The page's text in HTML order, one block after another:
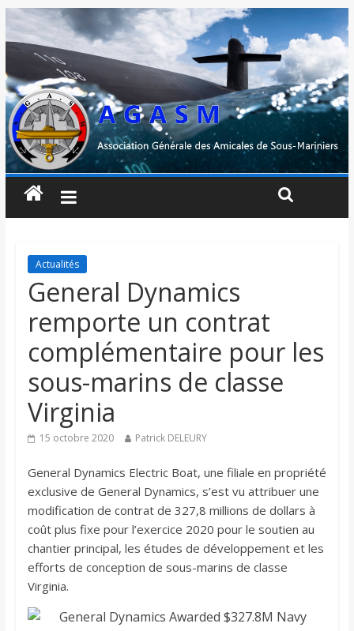
Actualités
General Dynamics
remporte un contrat
complémentaire pour les
sous-marins de classe
Virginia
15 octobre 2020 Patrick DELEURY
General Dynamics Electric Boat, une filiale en propriété
exclusive de General Dynamics, s’est vu attribuer une
modification de contrat de 327,8 millions de dollars à
coût plus fixe pour l’exercice 2020 pour le soutien au
chantier principal, les études de développement et les
efforts de conception de sous-marins de classe
Virginia.